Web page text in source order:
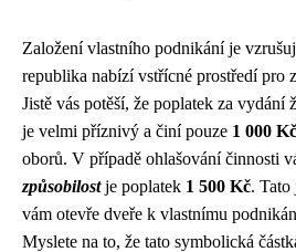
Založení vlastního podnikání je
republika nabízí vstřícné prostředí pro
Jistě vás potěší, že poplatek za vydání
je velmi příznivý a činí pouze 1 000 Kč
oborů. V případě ohlašování činnosti
způsobilostje poplatek 1 500 Kč. Tato
vám otevře dveře k vlastnímu
Myslete na to, že tato symbolická